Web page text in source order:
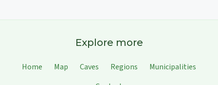
Explore more
Home Map Caves Regions
Municipalities